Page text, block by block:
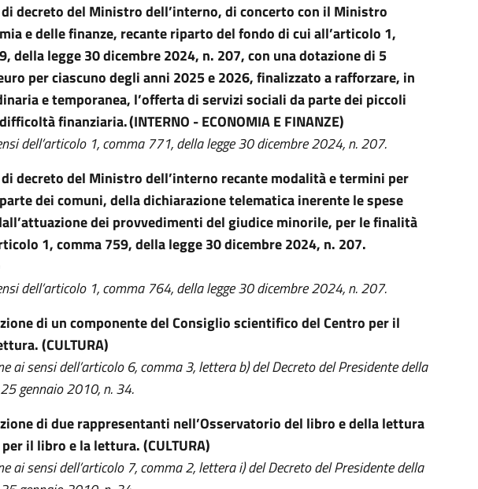
di decreto del Ministro dell’interno, di concerto con il Ministro
e delle finanze, recante riparto del fondo di cui all’articolo 1,
della legge 30 dicembre 2024, n. 207, con una dotazione di 5
per ciascuno degli anni 2025e 2026, finalizzato a rafforzare, in
e temporanea, l’offerta di servizi sociali da parte dei piccoli
finanziaria. (INTERNO - ECONOMIA E FINANZE)
dell’articolo 1, comma 771, della legge 30 dicembre 2024, n. 207.
di decreto del Ministro dell’interno recante modalità e termini per
dei comuni, della dichiarazione telematica inerente le spese
dei provvedimenti del giudice minorile, per le finalità
1, comma 759, della legge 30 dicembre 2024, n. 207.
dell’articolo 1, comma 764, della legge 30 dicembre 2024, n. 207.
di un componente del Consiglio scientifico del Centro per il
(CULTURA)
ai sensi dell’articolo 6, comma 3, lettera b) del Decreto del Presidente della
gennaio 2010, n. 34.
di due rappresentanti nell’Osservatorio del libro e della lettura
il libro e la lettura. (CULTURA)
ai sensi dell’articolo 7, comma 2, lettera i) del Decreto del Presidente della